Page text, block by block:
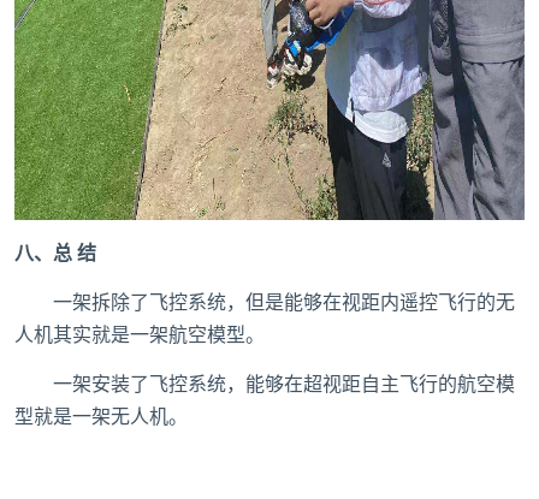
八、总 结
一架拆除了飞控系统，但是能够在视距内遥控飞行的无
人机其实就是一架航空模型。
一架安装了飞控系统，能够在超视距自主飞行的航空模
型就是一架无人机。